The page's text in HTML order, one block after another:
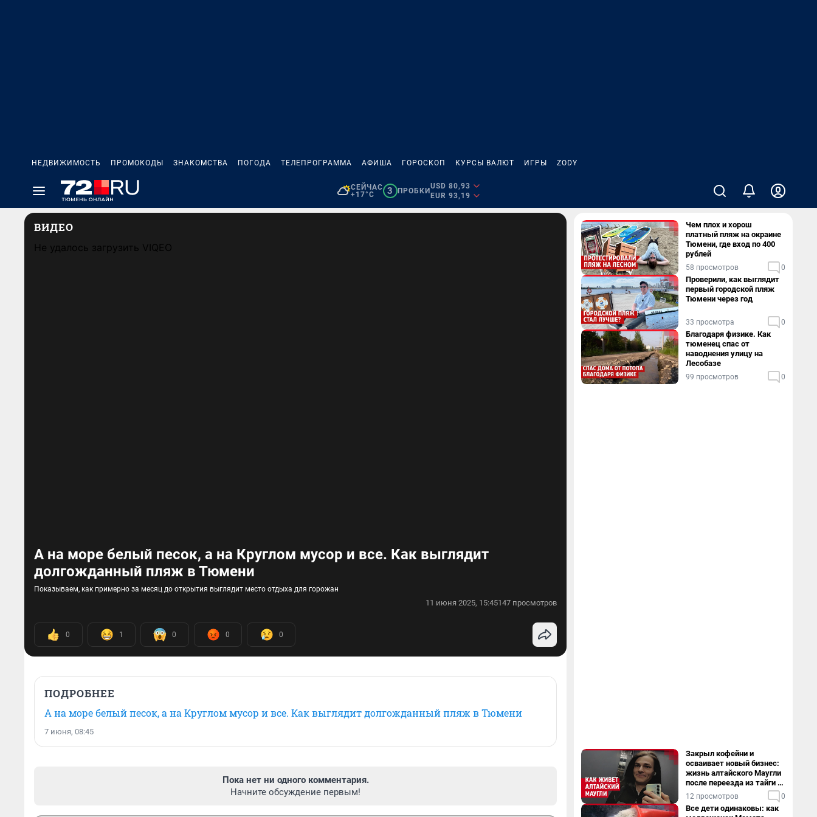
НЕДВИЖИМОСТЬ ПРОМОКОДЫ ЗНАКОМСТВА ПОГОДА ТЕЛЕПРОГРАММА АФИША ГОРОСКОП КУРСЫ ВАЛЮТ ИГРЫ ZODY
СЕЙЧАС
+17°C
3 ПРОБКИ
USD 80,93
EUR 93,19
ВИДЕО
Не удалось загрузить VIQEO
А на море белый песок, а на Круглом мусор и все. Как выглядит
долгожданный пляж в Тюмени
Показываем, как примерно за месяц до открытия выглядит место отдыха для горожан
11 июня 2025, 15:45147 просмотров
0 1 0 0 0
ПОДРОБНЕЕ
А на море белый песок, а на Круглом мусор и все. Как выглядит долгожданный пляж в Тюмени
7 июня, 08:45
Пока нет ни одного комментария.
Начните обсуждение первым!
Чем плох и хорош
платный пляж на окраине
Тюмени, где вход по 400
рублей
58 просмотров 0
Проверили, как выглядит
первый городской пляж
Тюмени через год
33 просмотра 0
Благодаря физике. Как
тюменец спас от
наводнения улицу на
Лесобазе
99 просмотров 0
Закрыл кофейни и
осваивает новый бизнес:
жизнь алтайского Маугли
после переезда из тайги в
столицу
12 просмотров 0
Все дети одинаковы: как